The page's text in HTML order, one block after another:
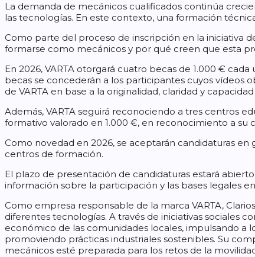
La demanda de mecánicos cualificados continúa
las tecnologías. En este contexto, una formación
Como parte del proceso de inscripción en la iniciativa
formarse como mecánicos y por qué creen que esta
En 2026, VARTA otorgará cuatro becas de 1.000 €
becas se concederán a los participantes cuyos vídeos
de VARTA en base a la originalidad, claridad y
Además, VARTA seguirá reconociendo a tres centros
formativo valorado en 1.000 €, en reconocimiento a
Como novedad en 2026, se aceptarán candidaturas
centros de formación.
El plazo de presentación de candidaturas estará
información sobre la participación y las bases legales
Como empresa responsable de la marca VARTA,
diferentes tecnologías. A través de iniciativas sociales
económico de las comunidades locales, impulsando
promoviendo prácticas industriales sostenibles. Su
mecánicos esté preparada para los retos de la